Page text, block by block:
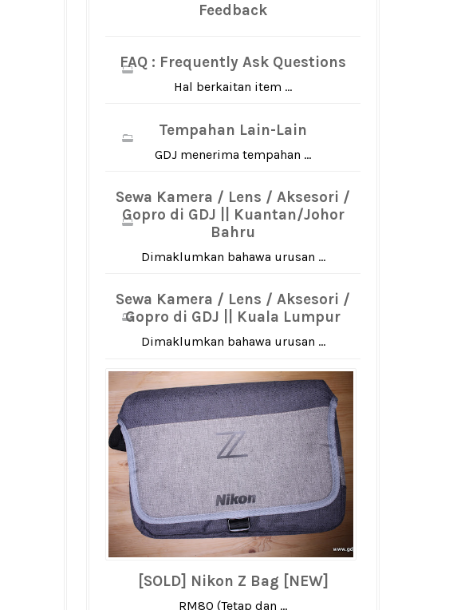
Feedback
FAQ : Frequently Ask Questions
Hal berkaitan item ...
Tempahan Lain-Lain
GDJ menerima tempahan ...
Sewa Kamera / Lens / Aksesori /
Gopro di GDJ || Kuantan/Johor
Bahru
Dimaklumkan bahawa urusan ...
Sewa Kamera / Lens / Aksesori /
Gopro di GDJ || Kuala Lumpur
Dimaklumkan bahawa urusan ...
[SOLD] Nikon Z Bag [NEW]
RM80 (Tetap dan ...